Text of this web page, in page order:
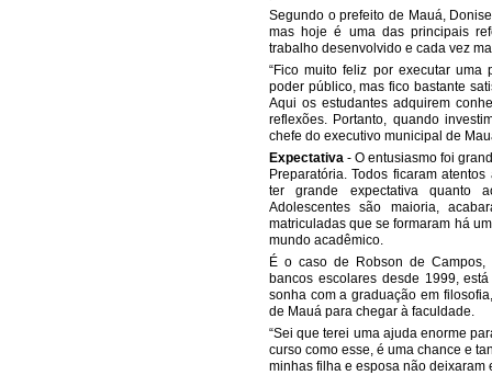
Segundo o prefeito de Mauá,
mas hoje é uma das principais
trabalho desenvolvido e cada vez
“Fico muito feliz por executar
poder público, mas fico bastante
Aqui os estudantes adquirem
reflexões. Portanto, quando
chefe do executivo municipal de
Expectativa - O entusiasmo foi
Preparatória. Todos ficaram
ter grande expectativa quanto
Adolescentes são maioria,
matriculadas que se formaram há
mundo acadêmico.
É o caso de Robson de
bancos escolares desde 1999,
sonha com a graduação em
de Mauá para chegar à faculdade.
“Sei que terei uma ajuda enorme
curso como esse, é uma chance e
minhas filha e esposa não deixaram